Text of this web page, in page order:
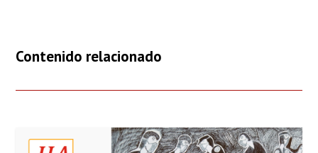
Contenido relacionado